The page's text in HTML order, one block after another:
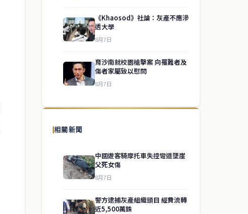
《Khaosod》社論：灰產不應滲
透大學
8月7日
育沙南就校園槍擊案 向罹難者及
傷者家屬致以慰問
8月7日
相關新聞
中國遊客騎摩托車失控彎道墜崖
父死女傷
8月7日
警方逮捕灰產組織頭目 經費流轉
近5,500萬銖